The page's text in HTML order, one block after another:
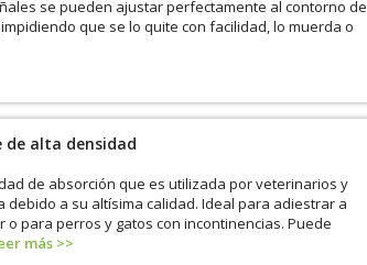
se pueden ajustar perfectamente al contorno de
que se lo quite con facilidad, lo muerda o
alta densidad
de absorción que es utilizada por veterinarios y
debido a su altísima calidad. Ideal para adiestrar a
para perros y gatos con incontinencias. Puede
más >>